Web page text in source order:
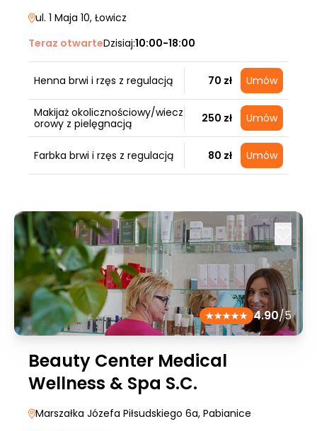
ul. 1 Maja 10, Łowicz
Teraz otwarteDzisiaj:10:00-18:00
Henna brwi i rzęs z regulacją 70 zł Umów
Makijaż okolicznościowy/wiecz
orowy z pielęgnacją
250 zł Umów
Farbka brwi i rzęs z regulacją 80 zł Umów
4.90/5
Beauty Center Medical
Wellness & Spa S.C.
Marszałka Józefa Piłsudskiego 6a, Pabianice